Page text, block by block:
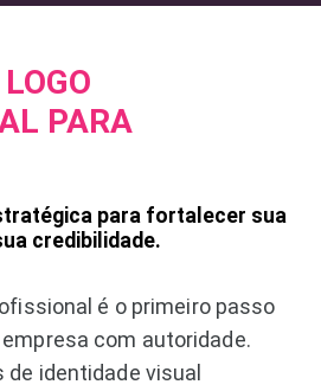
PARA
para fortalecer sua
credibilidade.
é o primeiro passo
com autoridade.
identidade visual